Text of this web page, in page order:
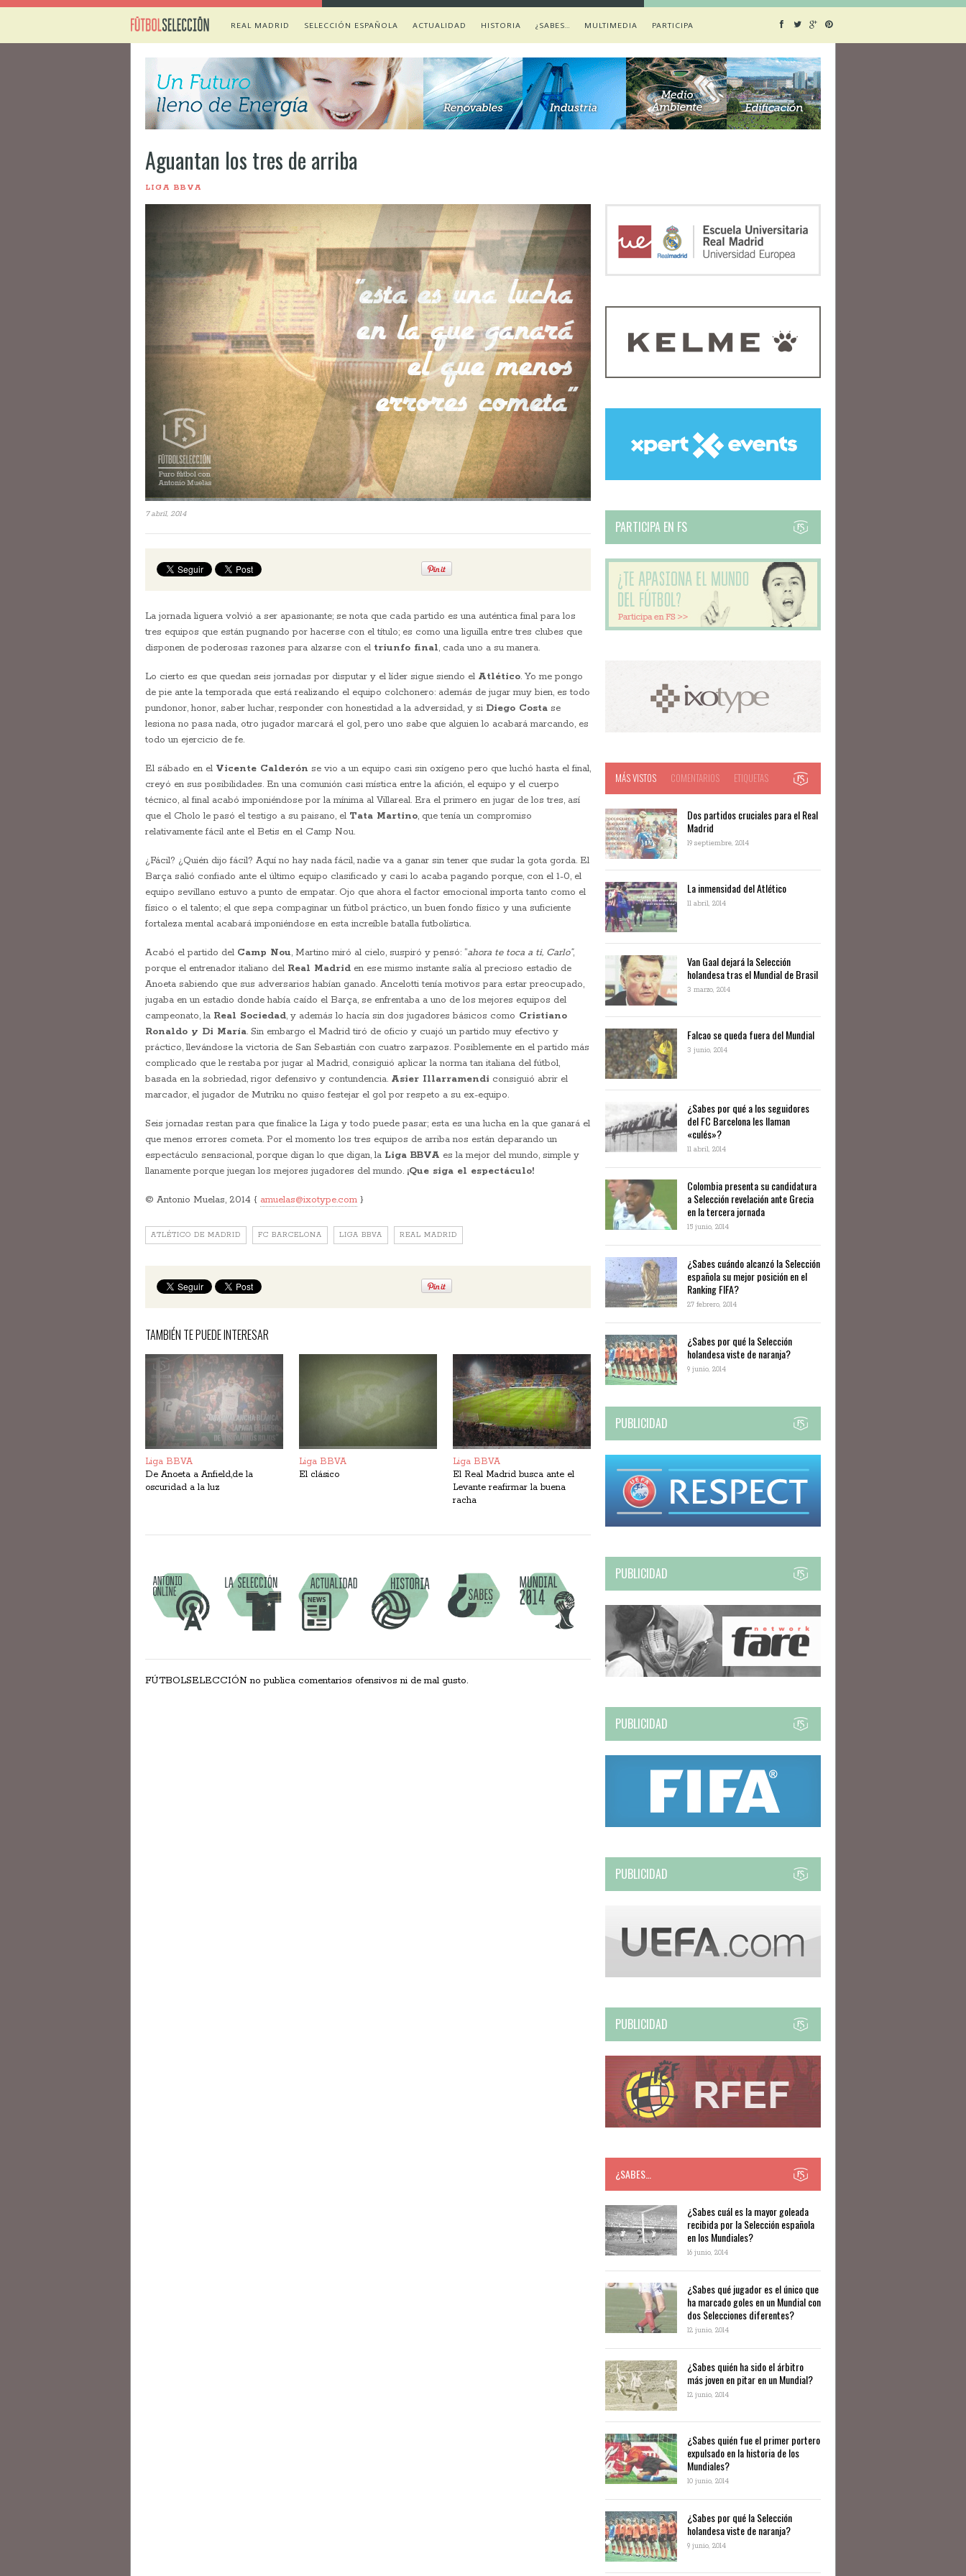
REAL MADRID SELECCIÓN ESPAÑOLA ACTUALIDAD HISTORIA ¿SABES… MULTIMEDIA PARTICIPA
Aguantan los tres de arriba
LIGA BBVA
7 abril, 2014
La jornada liguera volvió a ser apasionante; se nota que cada partido es una auténtica final para los
tres equipos que están pugnando por hacerse con el título; es como una liguilla entre tres clubes que
disponen de poderosas razones para alzarse con el triunfo final, cada uno a su manera.
Lo cierto es que quedan seis jornadas por disputar y el líder sigue siendo el Atlético. Yo me pongo
de pie ante la temporada que está realizando el equipo colchonero: además de jugar muy bien, es todo
pundonor, honor, saber luchar, responder con honestidad a la adversidad, y si Diego Costa se
lesiona no pasa nada, otro jugador marcará el gol, pero uno sabe que alguien lo acabará marcando, es
todo un ejercicio de fe.
El sábado en el Vicente Calderón se vio a un equipo casi sin oxígeno pero que luchó hasta el final,
creyó en sus posibilidades. En una comunión casi mística entre la afición, el equipo y el cuerpo
técnico, al final acabó imponiéndose por la mínima al Villareal. Era el primero en jugar de los tres, así
que el Cholo le pasó el testigo a su paisano, el Tata Martino, que tenía un compromiso
relativamente fácil ante el Betis en el Camp Nou.
¿Fácil? ¿Quién dijo fácil? Aquí no hay nada fácil, nadie va a ganar sin tener que sudar la gota gorda. El
Barça salió confiado ante el último equipo clasificado y casi lo acaba pagando porque, con el 1-0, el
equipo sevillano estuvo a punto de empatar. Ojo que ahora el factor emocional importa tanto como el
físico o el talento; el que sepa compaginar un fútbol práctico, un buen fondo físico y una suficiente
fortaleza mental acabará imponiéndose en esta increíble batalla futbolística.
Acabó el partido del Camp Nou, Martino miró al cielo, suspiró y pensó: “ahora te toca a ti, Carlo”,
porque el entrenador italiano del Real Madrid en ese mismo instante salía al precioso estadio de
Anoeta sabiendo que sus adversarios habían ganado. Ancelotti tenía motivos para estar preocupado,
jugaba en un estadio donde había caído el Barça, se enfrentaba a uno de los mejores equipos del
campeonato, la Real Sociedad, y además lo hacía sin dos jugadores básicos como Cristiano
Ronaldo y Di María. Sin embargo el Madrid tiró de oficio y cuajó un partido muy efectivo y
práctico, llevándose la victoria de San Sebastián con cuatro zarpazos. Posiblemente en el partido más
complicado que le restaba por jugar al Madrid, consiguió aplicar la norma tan italiana del fútbol,
basada en la sobriedad, rigor defensivo y contundencia. Asier Illarramendi consiguió abrir el
marcador, el jugador de Mutriku no quiso festejar el gol por respeto a su ex-equipo.
Seis jornadas restan para que finalice la Liga y todo puede pasar; esta es una lucha en la que ganará el
que menos errores cometa. Por el momento los tres equipos de arriba nos están deparando un
espectáculo sensacional, porque digan lo que digan, la Liga BBVA es la mejor del mundo, simple y
llanamente porque juegan los mejores jugadores del mundo. ¡Que siga el espectáculo!
© Antonio Muelas, 2014 { amuelas@ixotype.com }
ATLÉTICO DE MADRID FC BARCELONA LIGA BBVA REAL MADRID
TAMBIÉN TE PUEDE INTERESAR
Liga BBVA
De Anoeta a Anfield,de la
oscuridad a la luz
Liga BBVA
El clásico
Liga BBVA
El Real Madrid busca ante el
Levante reafirmar la buena
racha
FÚTBOLSELECCIÓN no publica comentarios ofensivos ni de mal gusto.
PARTICIPA EN FS
MÁS VISTOS COMENTARIOS ETIQUETAS
Dos partidos cruciales para el Real
Madrid
19 septiembre, 2014
La inmensidad del Atlético
11 abril, 2014
Van Gaal dejará la Selección
holandesa tras el Mundial de Brasil
3 marzo, 2014
Falcao se queda fuera del Mundial
3 junio, 2014
¿Sabes por qué a los seguidores
del FC Barcelona les llaman
«culés»?
11 abril, 2014
Colombia presenta su candidatura
a Selección revelación ante Grecia
en la tercera jornada
15 junio, 2014
¿Sabes cuándo alcanzó la Selección
española su mejor posición en el
Ranking FIFA?
27 febrero, 2014
​¿Sabes por qué la Selección
holandesa viste de naranja?
9 junio, 2014
PUBLICIDAD
PUBLICIDAD
PUBLICIDAD
PUBLICIDAD
PUBLICIDAD
¿SABES…
​​¿Sabes cuál es la mayor goleada
recibida por la Selección española
en los Mundiales?
16 junio, 2014
¿Sabes qué jugador es el único que
ha marcado goles en un Mundial con
dos Selecciones diferentes?
12 junio, 2014
¿Sabes quién ha sido el árbitro
más joven en pitar en un Mundial?
12 junio, 2014
¿Sabes quién fue el primer portero
expulsado en la historia de los
Mundiales?
10 junio, 2014
​¿Sabes por qué la Selección
holandesa viste de naranja?
9 junio, 2014